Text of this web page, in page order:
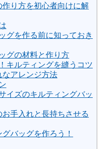
り方を初心者向けに解
グを作る前に知っておき
グの材料と作り方
キルティングを縫うコツ
アレンジ方法
イズのキルティングバッ
手入れと長持ちさせる
バッグを作ろう！